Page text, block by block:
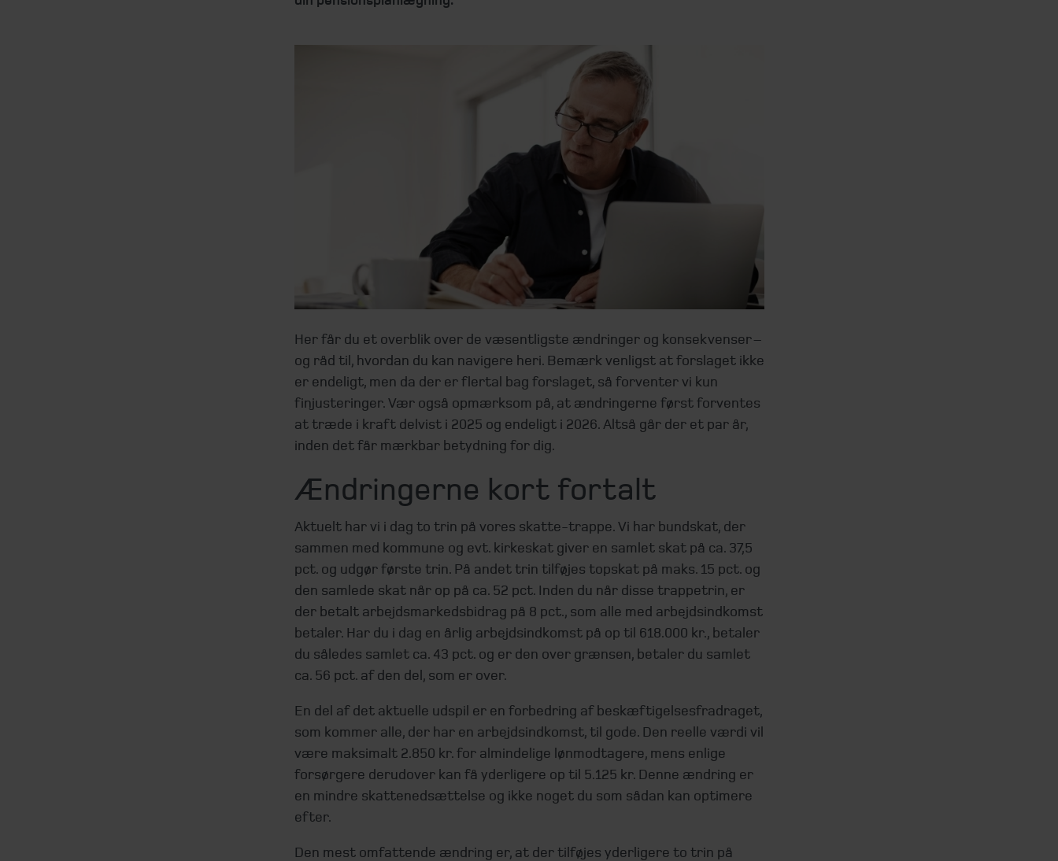
Her får du et overblik over de væsentligste ændringer og konsekvenser –
og råd til, hvordan du kan navigere heri. Bemærk venligst at forslaget ikke
er endeligt, men da der er flertal bag forslaget, så forventer vi kun
finjusteringer. Vær også opmærksom på, at ændringerne først forventes
at træde i kraft delvist i 2025 og endeligt i 2026. Altså går der et par år,
inden det får mærkbar betydning for dig.
Ændringerne kort fortalt
Aktuelt har vi i dag to trin på vores skatte-trappe. Vi har bundskat, der
sammen med kommune og evt. kirkeskat giver en samlet skat på ca. 37,5
pct. og udgør første trin. På andet trin tilføjes topskat på maks. 15 pct. og
den samlede skat når op på ca. 52 pct. Inden du når disse trappetrin, er
der betalt arbejdsmarkedsbidrag på 8 pct., som alle med arbejdsindkomst
betaler. Har du i dag en årlig arbejdsindkomst på op til 618.000 kr., betaler
du således samlet ca. 43 pct. og er den over grænsen, betaler du samlet
ca. 56 pct. af den del, som er over.
En del af det aktuelle udspil er en forbedring af beskæftigelsesfradraget,
som kommer alle, der har en arbejdsindkomst, til gode. Den reelle værdi vil
være maksimalt 2.850 kr. for almindelige lønmodtagere, mens enlige
forsørgere derudover kan få yderligere op til 5.125 kr. Denne ændring er
en mindre skattenedsættelse og ikke noget du som sådan kan optimere
efter.
Den mest omfattende ændring er, at der tilføjes yderligere to trin på